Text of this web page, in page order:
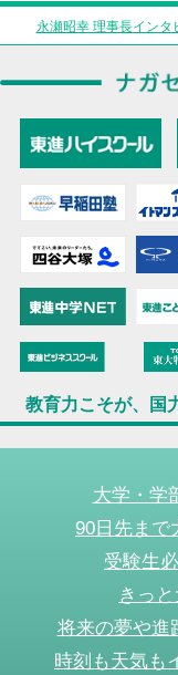
永瀬昭幸 理事長インタ
教育力こそが、国
大学・学
90日先まで
受験生
きっ
将来の夢や進
時刻も天気も